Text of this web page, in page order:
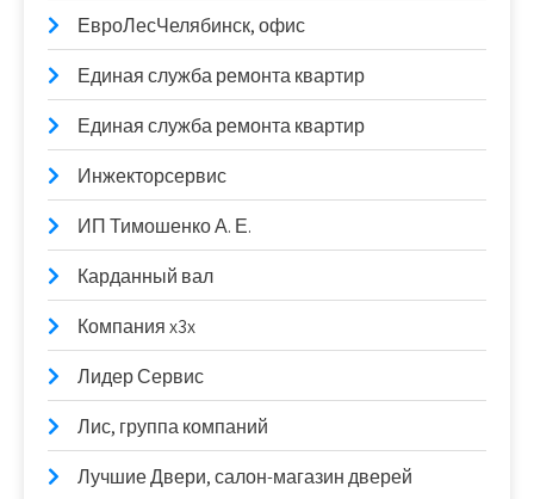
ЕвроЛесЧелябинск, офис
Единая служба ремонта квартир
Единая служба ремонта квартир
Инжекторсервис
ИП Тимошенко А. Е.
Карданный вал
Компания x3x
Лидер Сервис
Лис, группа компаний
Лучшие Двери, салон-магазин дверей